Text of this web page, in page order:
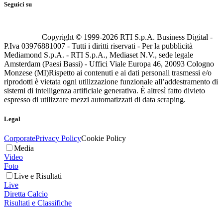
Seguici su
Copyright © 1999-2026 RTI S.p.A. Business Digital -
P.Iva 03976881007 - Tutti i diritti riservati - Per la pubblicità
Mediamond S.p.A. - RTI S.p.A., Mediaset N.V., sede legale
Amsterdam (Paesi Bassi) - Uffici Viale Europa 46, 20093 Cologno
Monzese (MI)Rispetto ai contenuti e ai dati personali trasmessi e/o
riprodotti è vietata ogni utilizzazione funzionale all’addestramento di
sistemi di intelligenza artificiale generativa. È altresì fatto divieto
espresso di utilizzare mezzi automatizzati di data scraping.
Legal
CorporatePrivacy PolicyCookie Policy
Media
Video
Foto
Live e Risultati
Live
Diretta Calcio
Risultati e Classifiche